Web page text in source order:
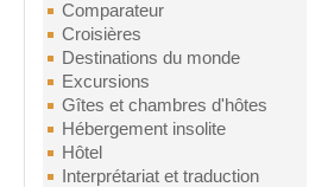
Comparateur
Croisières
Destinations du monde
Excursions
Gîtes et chambres d'hôtes
Hébergement insolite
Hôtel
Interprétariat et traduction